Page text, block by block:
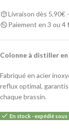
Livraison dès
Paiement en 3 ou 4
Colonne à distiller
Fabriqué en acier
reflux optimal,
chaque brassin.
En stock - expédié sous